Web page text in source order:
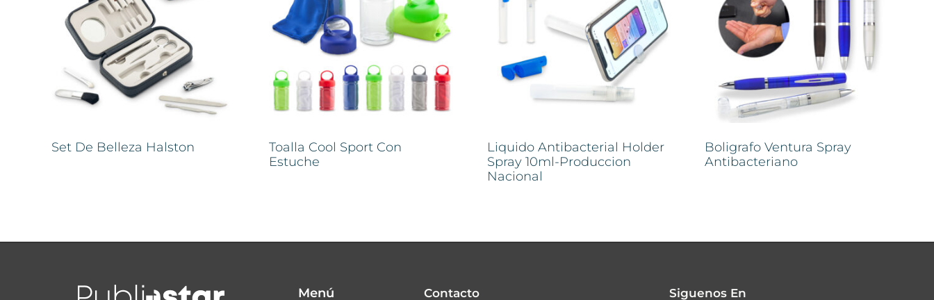
Set De Belleza Halston
Toalla Cool Sport Con
Estuche
Liquido Antibacterial Holder
Spray 10ml-Produccion
Nacional
Boligrafo Ventura Spray
Antibacteriano
Menú Contacto Siguenos En